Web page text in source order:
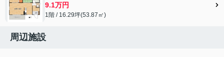
9.1万円
1階 / 16.29坪(53.87㎡)
周辺施設